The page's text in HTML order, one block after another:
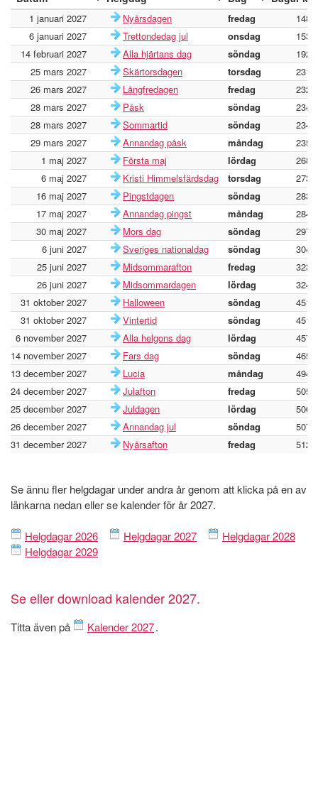
1 januari 2027 Nyårsdagen fredag
148
6 januari 2027
Trettondedag jul onsdag
153
14 februari 2027
Alla hjärtans dag söndag
192
25 mars 2027
Skärtorsdagen torsdag
231
26 mars 2027
Långfredagen fredag
232
28 mars 2027
Påsk söndag
234
28 mars 2027
Sommartid söndag
234
29 mars 2027
Annandag påsk måndag
235
1 maj 2027
Första maj lördag
268
6 maj 2027
Kristi Himmelsfärdsdag torsdag
273
16 maj 2027
Pingstdagen söndag
283
17 maj 2027
Annandag pingst måndag
284
30 maj 2027
Mors dag söndag
297
6 juni 2027
Sveriges nationaldag söndag
304
25 juni 2027
Midsommarafton fredag
323
26 juni 2027
Midsommardagen lördag
324
31 oktober 2027
Halloween söndag
451
31 oktober 2027
Vintertid söndag
451
6 november 2027
Alla helgons dag lördag
457
14 november 2027
Fars dag söndag
465
13 december 2027
Lucia måndag
494
24 december 2027
Julafton fredag
505
25 december 2027
Juldagen lördag
506
26 december 2027
Annandag jul söndag
507
31 december 2027
Nyårsafton fredag 512
Se ännu fler helgdagar under andra år genom att klicka på en av
länkarna nedan eller se kalender för år 2027.
Helgdagar 2026 Helgdagar 2027
Helgdagar 2028
Helgdagar 2029
Se eller download kalender 2027.
Titta även på Kalender 2027.